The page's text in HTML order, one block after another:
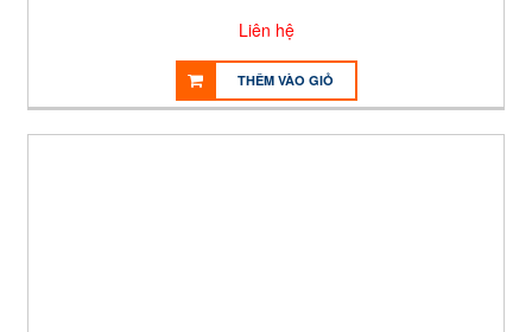
Liên hệ
THÊM VÀO GIỎ